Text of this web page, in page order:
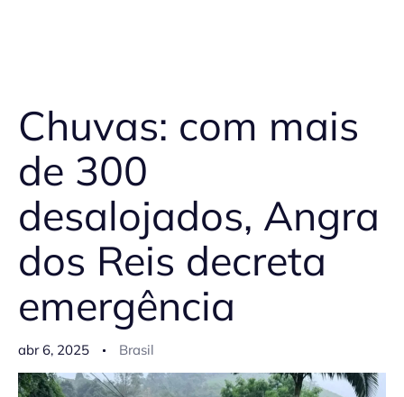
Chuvas: com mais
de 300
desalojados, Angra
dos Reis decreta
emergência
abr 6, 2025 Brasil